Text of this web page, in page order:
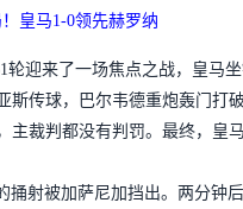
皇马1-0领先赫罗纳
迎来了一场焦点之战，皇马坐
斯传球，巴尔韦德重炮轰门打
裁判都没有判罚。最终，皇
射被加萨尼加挡出。两分钟